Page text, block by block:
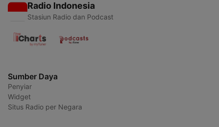
Radio Indonesia
Stasiun Radio dan Podcast
Sumber Daya
Penyiar
Widget
Situs Radio per Negara